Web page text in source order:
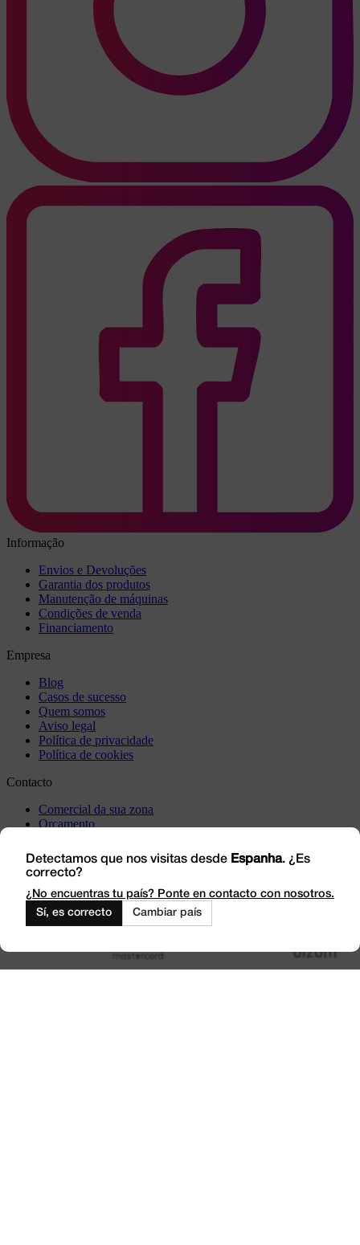
Informação
Envios e Devoluções
Garantia dos produtos
Manutenção de máquinas
Condições de venda
Financiamento
Empresa
Blog
Casos de sucesso
Quem somos
Aviso legal
Política de privacidade
Política de cookies
Contacto
Comercial da sua zona
Orçamento
Visite-nos
Trabalhe connosco
Outlet
Detectamos que nos visitas desde Espanha. ¿Es
correcto?
¿No encuentras tu país? Ponte en contacto con nosotros.
Sí, es correcto
Cambiar país